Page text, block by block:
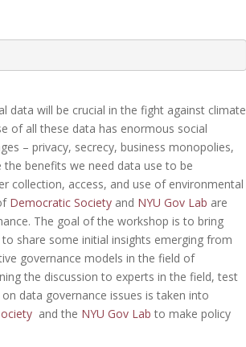
data will be crucial in the fight against climate
of all these data has enormous social
– privacy, secrecy, business monopolies,
benefits we need data use to be
collection, access, and use of environmental
Democratic Society and NYU Gov Lab are
The goal of the workshop is to bring
share some initial insights emerging from
governance models in the field of
the discussion to experts in the field, test
data governance issues is taken into
and the NYU Gov Lab to make policy